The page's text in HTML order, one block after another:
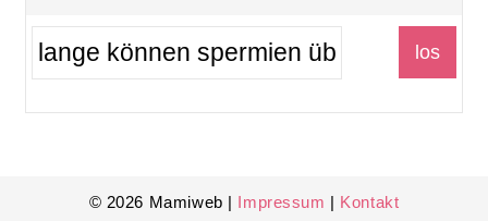
© 2026 Mamiweb | Impressum | Kontakt